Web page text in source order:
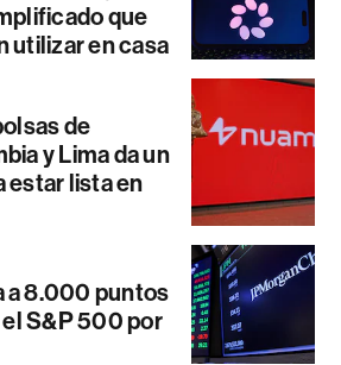
que
utilizar en casa
de
y Lima da un
estar lista en
a 8.000 puntos
S&P 500 por